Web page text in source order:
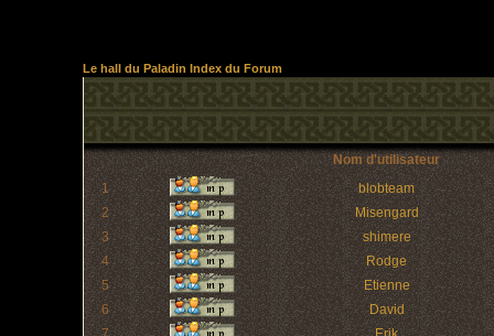
Le hall du Paladin Index du Forum
Nom d'utilisateur
1
blobteam
2
Misengard
3
shimere
4
Rodge
5
Etienne
6
David